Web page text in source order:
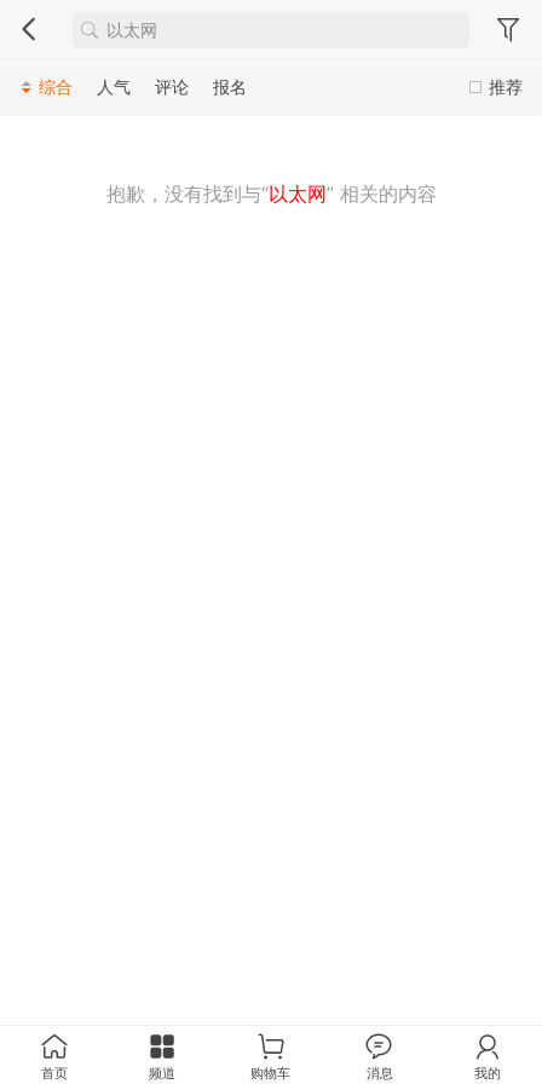
推荐
综合 人气 评论 报名
抱歉，没有找到与“以太网” 相关的内容
首页 频道 购物车 消息 我的